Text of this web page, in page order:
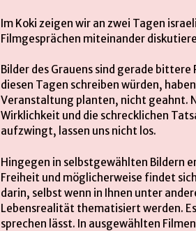
Im Koki zeigen wir an zwei Tagen
Filmgesprächen miteinander
Bilder des Grauens sind gerade
diesen Tagen schreiben würden,
Veranstaltung planten, nicht geahnt.
Wirklichkeit und die schrecklichen
aufzwingt, lassen uns nicht los.
Hingegen in selbstgewählten Bildern
Freiheit und möglicherweise findet
darin, selbst wenn in Ihnen unter
Lebensrealität thematisiert werden.
sprechen lässt. In ausgewählten